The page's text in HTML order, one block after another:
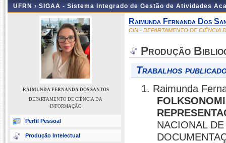
UFRN › SIGAA - Sistema Integrado de Gestão de Atividades
RAIMUNDA FERNANDA DOS SANTOS
DEPARTAMENTO DE CIÊNCIA DA
INFORMAÇÃO
Perfil Pessoal
Produção Intelectual
Raimunda Fernanda Dos
CIN - DEPARTAMENTO DE CIÊNCIA
Produção
Trabalhos
1. Raimunda
NACIONAL